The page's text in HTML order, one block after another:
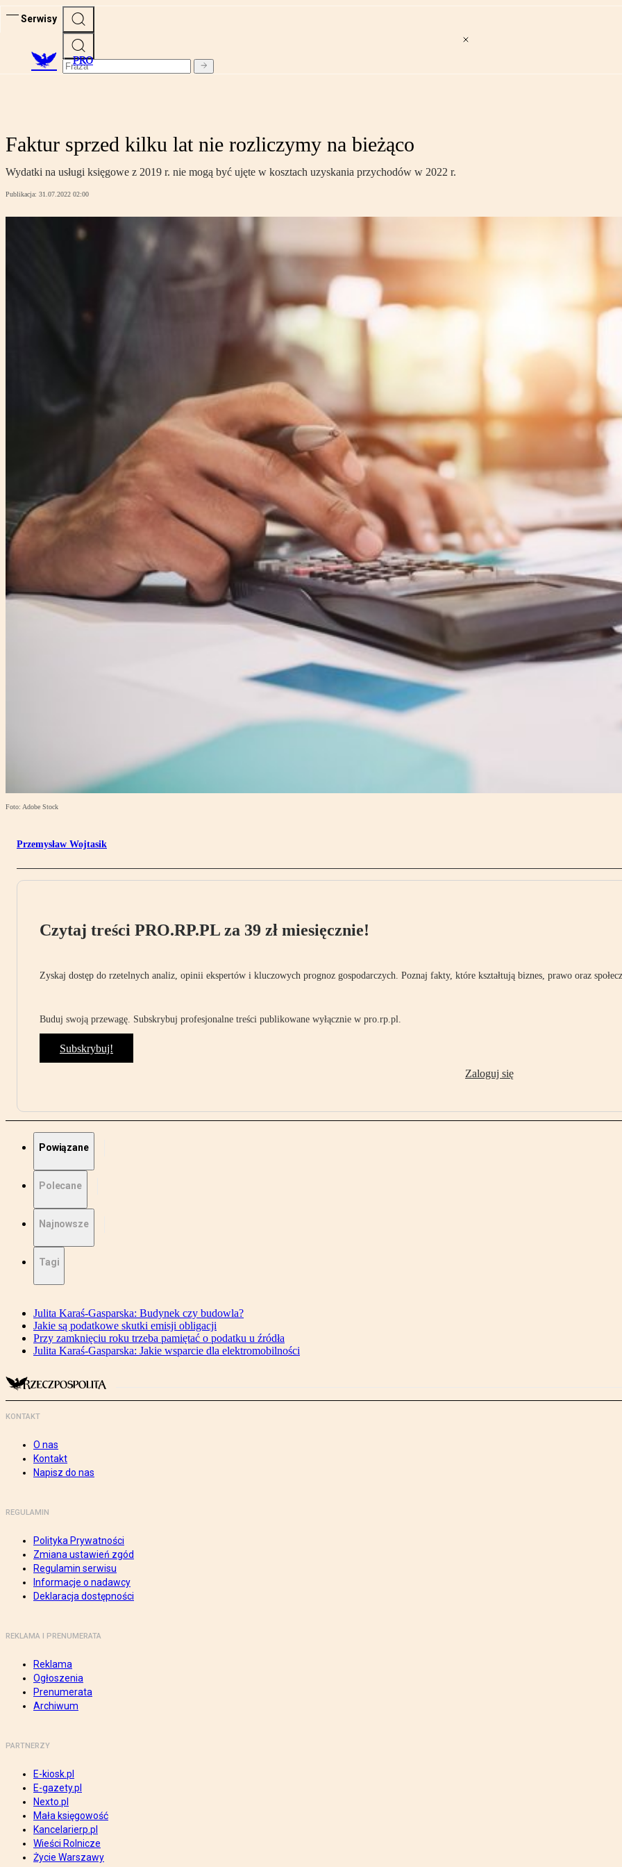
Serwisy
PRO
Faktur sprzed kilku lat nie rozliczymy na bieżąco
Wydatki na usługi księgowe z 2019 r. nie mogą być ujęte w kosztach uzyskania przychodów w 2022 r.
Publikacja: 31.07.2022 02:00
Foto: Adobe Stock
Przemysław Wojtasik
Czytaj treści PRO.RP.PL za 39 zł miesięcznie!
Zyskaj dostęp do rzetelnych analiz, opinii ekspertów i kluczowych prognoz gospodarczych. Poznaj fakty, które kształtują biznes, prawo oraz
Buduj swoją przewagę. Subskrybuj profesjonalne treści publikowane wyłącznie w pro.rp.pl.
Subskrybuj!
Zaloguj się
Powiązane
Polecane
Najnowsze
Tagi
Julita Karaś-Gasparska: Budynek czy budowla?
Jakie są podatkowe skutki emisji obligacji
Przy zamknięciu roku trzeba pamiętać o podatku u źródła
Julita Karaś-Gasparska: Jakie wsparcie dla elektromobilności
KONTAKT
O nas
Kontakt
Napisz do nas
REGULAMIN
Polityka Prywatności
Zmiana ustawień zgód
Regulamin serwisu
Informacje o nadawcy
Deklaracja dostępności
REKLAMA I PRENUMERATA
Reklama
Ogłoszenia
Prenumerata
Archiwum
PARTNERZY
E-kiosk.pl
E-gazety.pl
Nexto.pl
Mała księgowość
Kancelarierp.pl
Wieści Rolnicze
Życie Warszawy